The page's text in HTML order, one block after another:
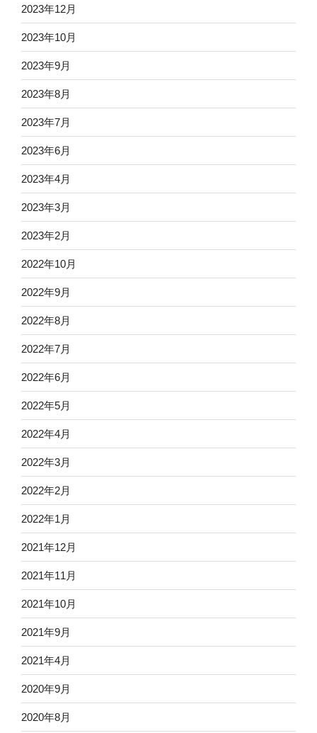
2023年12月
2023年10月
2023年9月
2023年8月
2023年7月
2023年6月
2023年4月
2023年3月
2023年2月
2022年10月
2022年9月
2022年8月
2022年7月
2022年6月
2022年5月
2022年4月
2022年3月
2022年2月
2022年1月
2021年12月
2021年11月
2021年10月
2021年9月
2021年4月
2020年9月
2020年8月